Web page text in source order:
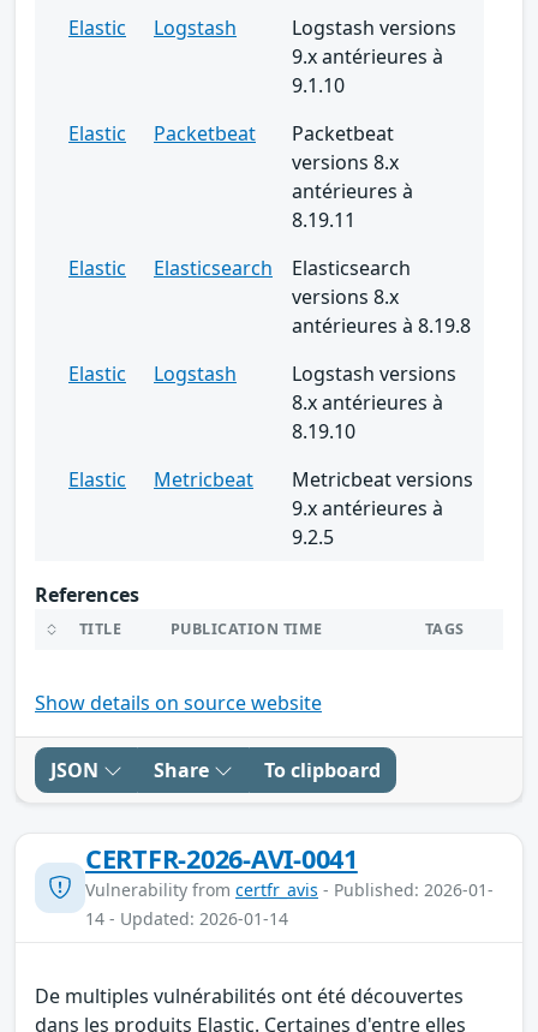
Elastic
Logstash
Logstash versions
9.x antérieures à
9.1.10
Elastic
Packetbeat
Packetbeat
versions 8.x
antérieures à
8.19.11
Elastic
Elasticsearch
Elasticsearch
versions 8.x
antérieures à 8.19.8
Elastic
Logstash
Logstash versions
8.x antérieures à
8.19.10
Elastic
Metricbeat
Metricbeat versions
9.x antérieures à
9.2.5
References
TITLE PUBLICATION TIME TAGS
Show details on source website
JSON Share To clipboard
CERTFR-2026-AVI-0041
Vulnerability from certfr_avis - Published: 2026-01-
14 - Updated: 2026-01-14
De multiples vulnérabilités ont été découvertes
dans les produits Elastic. Certaines d'entre elles